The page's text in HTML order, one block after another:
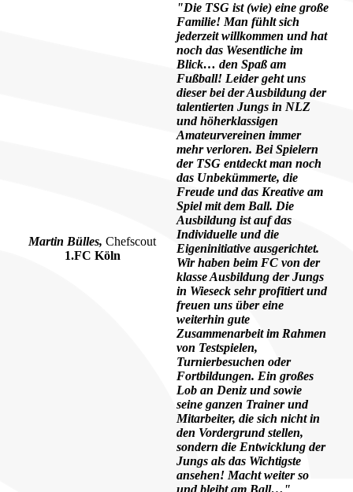
Martin Bülles, Chefscout
1.FC Köln
"Die TSG ist (wie) eine große
Familie! Man fühlt sich
jederzeit willkommen und hat
noch das Wesentliche im
Blick… den Spaß am
Fußball! Leider geht uns
dieser bei der Ausbildung der
talentierten Jungs in NLZ
und höherklassigen
Amateurvereinen immer
mehr verloren. Bei Spielern
der TSG entdeckt man noch
das Unbekümmerte, die
Freude und das Kreative am
Spiel mit dem Ball. Die
Ausbildung ist auf das
Individuelle und die
Eigeninitiative ausgerichtet.
Wir haben beim FC von der
klasse Ausbildung der Jungs
in Wieseck sehr profitiert und
freuen uns über eine
weiterhin gute
Zusammenarbeit im Rahmen
von Testspielen,
Turnierbesuchen oder
Fortbildungen. Ein großes
Lob an Deniz und sowie
seine ganzen Trainer und
Mitarbeiter, die sich nicht in
den Vordergrund stellen,
sondern die Entwicklung der
Jungs als das Wichtigste
ansehen! Macht weiter so